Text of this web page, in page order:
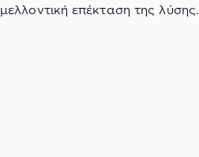
μελλοντική επέκταση της λύσης.